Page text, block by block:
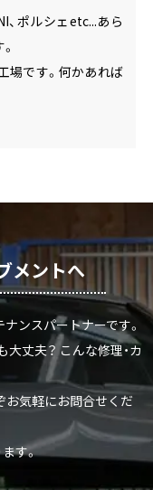
、ポルシェetc...あら
場です。何かあれば
メントへ
ンスパートナーです。
丈夫？ こんな修理・カ
お気軽にお問合せくだ
す。